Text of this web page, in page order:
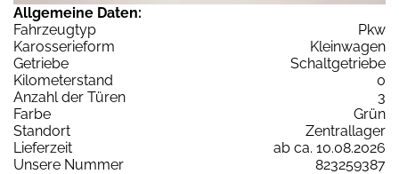
Allgemeine Daten:
Fahrzeugtyp
Pkw
Karosserieform
Kleinwagen
Getriebe
Schaltgetriebe
Kilometerstand
0
Anzahl der Türen
3
Farbe
Grün
Standort
Zentrallager
Lieferzeit
ab ca. 10.08.2026
Unsere Nummer
823259387